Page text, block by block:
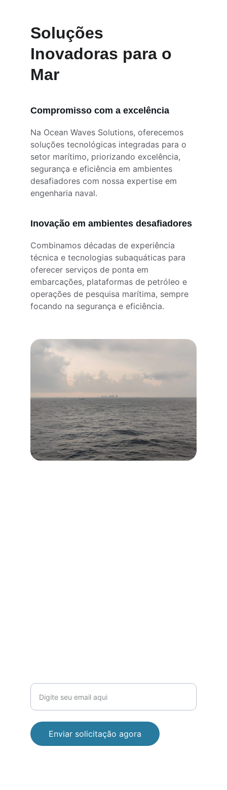
Soluções
Inovadoras para o
Mar
Na Ocean Waves Solutions, oferecemos
soluções tecnológicas integradas para o
setor marítimo, priorizando excelência,
segurança e eficiência em ambientes
desafiadores com nossa expertise em
engenharia naval.
Compromisso com a excelência
Inovação em ambientes desafiadores
Combinamos décadas de experiência
técnica e tecnologias subaquáticas para
oferecer serviços de ponta em
embarcações, plataformas de petróleo e
operações de pesquisa marítima, sempre
focando na segurança e eficiência.
Enviar solicitação agora